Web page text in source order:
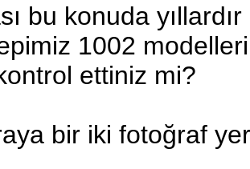
bu konuda
1002
ettiniz mi?
bir iki fotoğraf